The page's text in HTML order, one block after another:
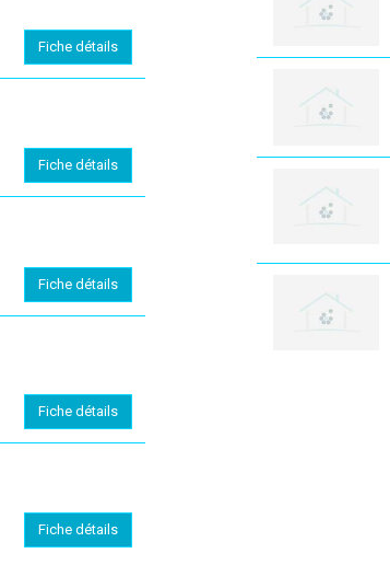
Fiche détails
Fiche détails
Fiche détails
Fiche détails
Fiche détails